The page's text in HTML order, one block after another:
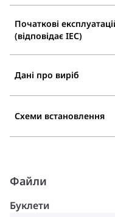
Початкові
(відповідає IEC)
Дані про виріб
Схеми встановлення
Файли
Буклети